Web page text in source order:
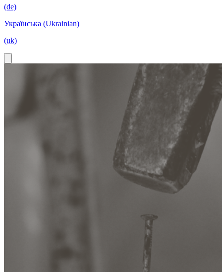
(de)
Українська (Ukrainian)
(uk)